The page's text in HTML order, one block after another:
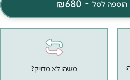
הוספה לסל -
₪680
משהו לא מדוייק?